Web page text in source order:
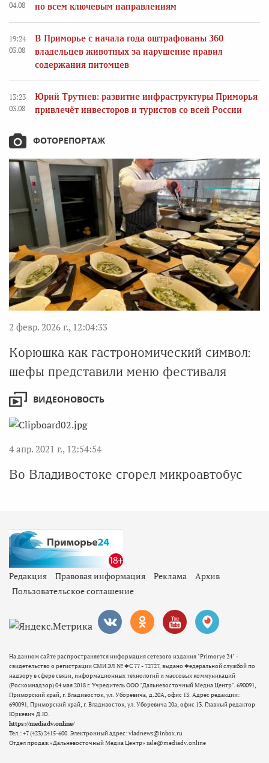
04.08
по всем ключевым направлениям
19:24
03.08
В Приморье с начала года оштрафованы 360
владельцев животных за нарушение правил
содержания питомцев
13:23
03.08
Юрий Трутнев: развитие инфраструктуры Приморья
привлечёт инвесторов и туристов со всей России
ФОТОРЕПОРТАЖ
2 февр. 2026 г., 12:04:33
Корюшка как гастрономический символ:
шефы представили меню фестиваля
ВИДЕОНОВОСТЬ
4 апр. 2021 г., 12:54:54
Во Владивостоке сгорел микроавтобус
Редакция Правовая информация Реклама
Архив
Пользовательское соглашение
На данном сайте распространяется информация сетевого издания "Primorye 24" -
свидетельство о регистрации СМИ ЭЛ № ФС 77 - 72727, выдано Федеральной службой по
надзору в сфере связи, информационных технологий и массовых коммуникаций
(Роскомнадзор) 04 мая 2018 г. Учредитель ООО "Дальневосточный Медиа Центр". 690091,
Приморский край, г. Владивосток, ул. Уборевича, д.20А, офис 13. Адрес редакции:
690091, Приморский край, г. Владивосток, ул. Уборевича 20а, офис 13. Главный редактор
Юркевич Д.Ю.
https://mediadv.online/
Тел.: +7 (423) 2415-600. Электронный адрес: vladnews@inbox.ru
Отдел продаж «Дальневосточный Медиа Центр» sale@mediadv.online